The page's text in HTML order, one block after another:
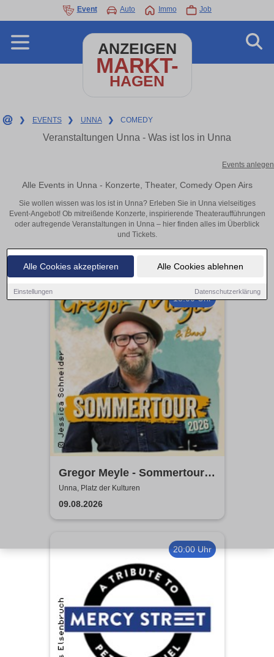
Alle Cookies akzeptieren Alle Cookies ablehnen
Einstellungen Datenschutzerklärung
Event Auto Immo Job
ANZEIGEN
MARKT-
HAGEN
❯ EVENTS ❯ UNNA ❯ COMEDY
Veranstaltungen Unna - Was ist los in Unna
Events anlegen
Alle Events in Unna - Konzerte, Theater, Comedy Open Airs
Sie wollen wissen was los ist in Unna? Erleben Sie in Unna vielseitiges
Event-Angebot! Ob mitreißende Konzerte, inspirierende Theateraufführungen
oder aufregende Veranstaltungen in Unna – hier finden alles im Überblick
und Tickets.
18:00 Uhr
Gregor Meyle - Sommertour
2026
Unna, Platz der Kulturen
09.08.2026
20:00 Uhr